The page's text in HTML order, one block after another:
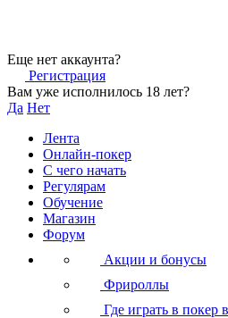
Еще нет аккаунта?
Регистрация
Вам уже исполнилось 18 лет?
Да Нет
Лента
Онлайн-покер
С чего начать
Регулярам
Обучение
Магазин
Форум
Акции и бонусы
Фрироллы
Где играть в покер